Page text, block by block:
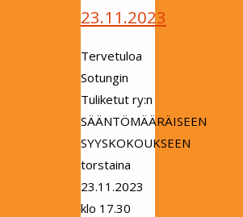
23.11.2023
Tervetuloa
Sotungin
Tuliketut ry:n
SÄÄNTÖMÄÄRÄISEEN
SYYSKOKOUKSEEN
torstaina
23.11.2023
klo 17.30